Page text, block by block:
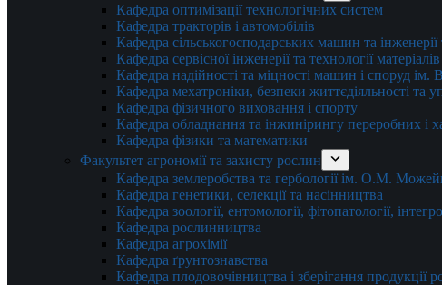
Кафедра оптимізації технологічних систем
Кафедра тракторів і автомобілів
Кафедра сільськогосподарських машин та
Кафедра cервісної інженерії та технології
Кафедра надійності та міцності машин і споруд ім.
Кафедра мехатроніки, безпеки життєдіяльності та
Кафедра фізичного виховання і спорту
Кафедра обладнання та інжинірингу переробних і
Кафедра фізики та математики
Факультет агрономії та захисту рослин
Кафедра землеробства та гербології ім. О.М.
Кафедра генетики, селекції та насінництва
Кафедра зоології, ентомології, фітопатології,
Кафедра рослинництва
Кафедра агрохімії
Кафедра ґрунтознавства
Кафедра плодовочівництва і зберігання продукції